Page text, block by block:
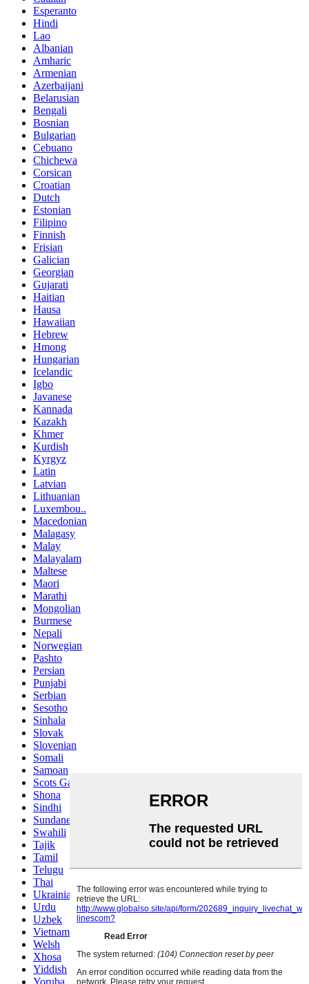
Esperanto
Hindi
Lao
Albanian
Amharic
Armenian
Azerbaijani
Belarusian
Bengali
Bosnian
Bulgarian
Cebuano
Chichewa
Corsican
Croatian
Dutch
Estonian
Filipino
Finnish
Frisian
Galician
Georgian
Gujarati
Haitian
Hausa
Hawaiian
Hebrew
Hmong
Hungarian
Icelandic
Igbo
Javanese
Kannada
Kazakh
Khmer
Kurdish
Kyrgyz
Latin
Latvian
Lithuanian
Luxembou..
Macedonian
Malagasy
Malay
Malayalam
Maltese
Maori
Marathi
Mongolian
Burmese
Nepali
Norwegian
Pashto
Persian
Punjabi
Serbian
Sesotho
Sinhala
Slovak
Slovenian
Somali
Samoan
Scots Gaelic
Shona
Sindhi
Sundanese
Swahili
Tajik
Tamil
Telugu
Thai
Ukrainian
Urdu
Uzbek
Vietnamese
Welsh
Xhosa
Yiddish